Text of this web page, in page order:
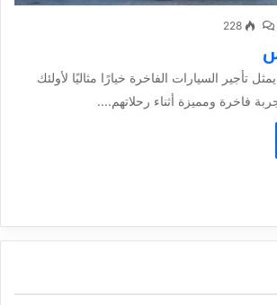
228
تأجير السيارات الفاخرة خيارًا مثاليًا لأولئك
فاخرة ومميزة أثناء رحلاتهم....